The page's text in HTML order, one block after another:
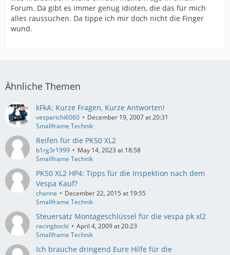
Forum. Da gibt es immer genug Idioten, die das für mich
alles raussuchen. Da tippe ich mir doch nicht die Finger
wund.
Ähnliche Themen
kFkA: Kurze Fragen, Kurze Antworten!
vesparichi6060
December 19, 2007 at 20:31
Smallframe Technik
Reifen für die PK50 XL2
b1rg3r1999
May 14, 2023 at 18:58
Smallframe Technik
PK50 XL2 HP4: Tipps für die Inspektion nach dem
Vespa Kauf?
channa
December 22, 2015 at 19:55
Smallframe Technik
Steuersatz Montageschlüssel für die vespa pk xl2
racingbocki
April 4, 2009 at 20:23
Smallframe Technik
Ich brauche dringend Eure Hilfe für die